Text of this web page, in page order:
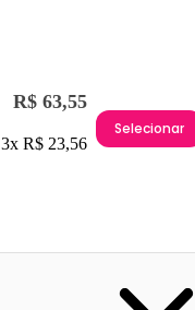
R$ 63,55
3x R$ 23,56
Selecionar